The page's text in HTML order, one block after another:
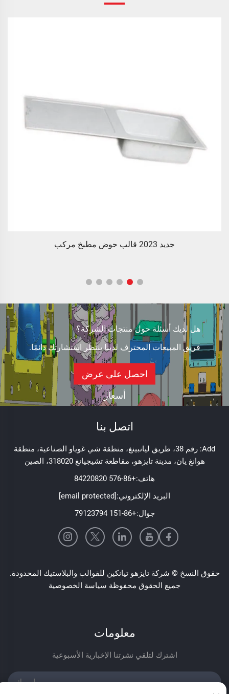
جديد 2023 قالب حوض مطبخ مركب
هل لديك أسئلة حول منتجات الشركة؟
فريق المبيعات المحترف لدينا ينتظر استشارتك دائمًا.
احصل على عرض
أسعار
اتصل بنا
Add: رقم 38، طريق ليانبينغ، منطقة شي غوياو الصناعية، منطقة
هوانغ يان، مدينة تايزهو، مقاطعة تشيجيانغ 318020، الصين
هاتف:+86-576 84220820
البريد الإلكتروني:[email protected]
جوال:+86-151 79123794
حقوق النسخ © شركة تايزهو تيانكين للقوالب والبلاستيك المحدودة.
جميع الحقوق محفوظة سياسة الخصوصية
معلومات
اشترك لتلقي نشرتنا الإخبارية الأسبوعية